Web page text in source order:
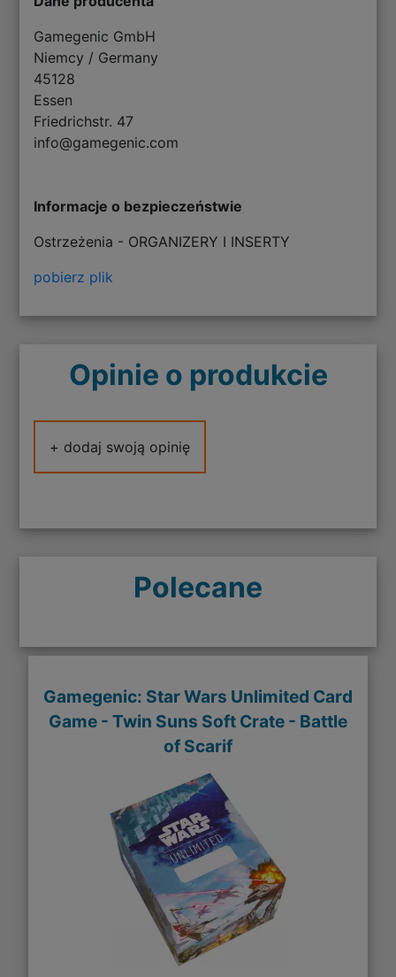
Gamegenic GmbH
Niemcy / Germany
45128
Essen
Friedrichstr. 47
info@gamegenic.com
Informacje o bezpieczeństwie
Ostrzeżenia - ORGANIZERY I INSERTY
pobierz plik
Opinie o produkcie
+ dodaj swoją opinię
Polecane
Gamegenic: Star Wars Unlimited Card
Game - Twin Suns Soft Crate - Battle
of Scarif